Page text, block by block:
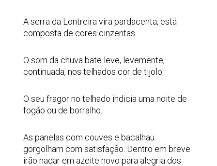
A serra da Lontreira vira pardacenta, está
composta de cores cinzentas.
O som da chuva bate leve, levemente,
continuada, nos telhados cor de tijolo.
O seu fragor no telhado indicia uma noite de
fogão ou de borralho.
As panelas com couves e bacalhau
gorgolham com satisfação. Dentro em breve
irão nadar em azeite novo para alegria dos